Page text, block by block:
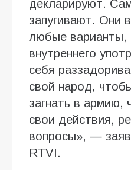
декларируют.
запугивают. Они
любые варианты,
внутреннего
себя
свой народ,
загнать в армию,
свои действия,
вопросы», —
RTVI.